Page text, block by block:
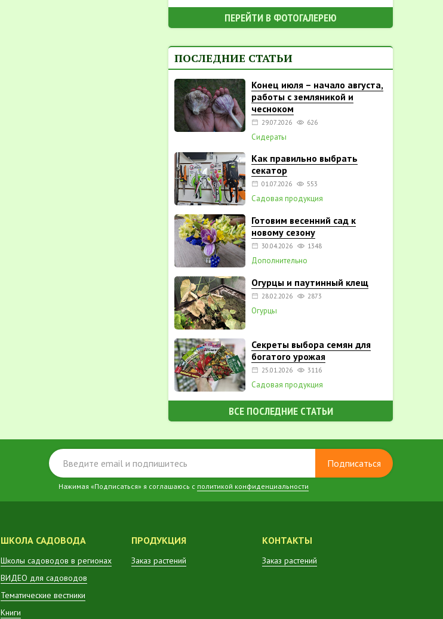
ПЕРЕЙТИ В ФОТОГАЛЕРЕЮ
ПОСЛЕДНИЕ СТАТЬИ
Конец июля – начало августа,
работы с земляникой и
чесноком
29.07.2026 626
Сидераты
Как правильно выбрать
секатор
01.07.2026 553
Садовая продукция
Готовим весенний сад к
новому сезону
30.04.2026 1348
Дополнительно
Огурцы и паутинный клещ
28.02.2026 2873
Огурцы
Секреты выбора семян для
богатого урожая
25.01.2026 3116
Садовая продукция
ВСЕ ПОСЛЕДНИЕ СТАТЬИ
Подписаться
Нажимая «Подписаться» я соглашаюсь с политикой конфиденциальности
ШКОЛА САДОВОДА
Школы садоводов в регионах
ВИДЕО для садоводов
Тематические вестники
Книги
ПРОДУКЦИЯ
Заказ растений
КОНТАКТЫ
Заказ растений